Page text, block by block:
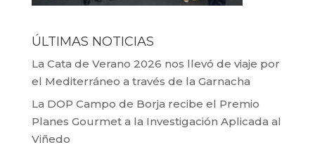
ÚLTIMAS NOTICIAS
La Cata de Verano 2026 nos llevó de viaje por
el Mediterráneo a través de la Garnacha
La DOP Campo de Borja recibe el Premio
Planes Gourmet a la Investigación Aplicada al
Viñedo